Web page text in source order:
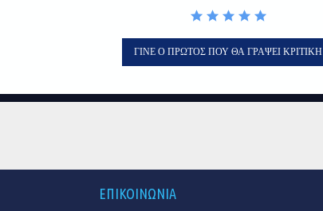
ΓΊΝΕ Ο ΠΡΏΤΟΣ ΠΟΥ ΘΑ ΓΡΆΨΕΙ ΚΡΙΤΙΚΉ
ΕΠΙΚΟΙΝΩΝΙΑ